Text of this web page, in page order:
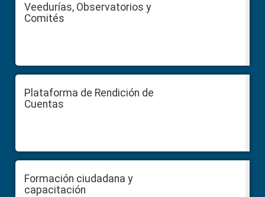
Veedurías, Observatorios y
Comités
Plataforma de Rendición de
Cuentas
Formación ciudadana y
capacitación